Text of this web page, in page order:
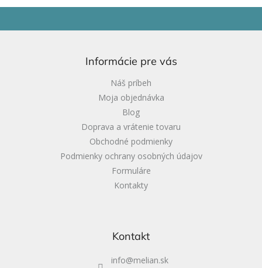
Informácie pre vás
Náš príbeh
Moja objednávka
Blog
Doprava a vrátenie tovaru
Obchodné podmienky
Podmienky ochrany osobných údajov
Formuláre
Kontakty
Kontakt
info@melian.sk